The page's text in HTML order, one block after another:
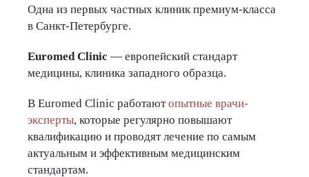
Одна из первых частных клиник премиум-класса
в Санкт-Петербурге.
Euromed Clinic — европейский стандарт
медицины, клиника западного образца.
В Euromed Clinic работаютопытные врачи-
эксперты, которые регулярно повышают
квалификацию и проводят лечение по самым
актуальным и эффективным медицинским
стандартам.